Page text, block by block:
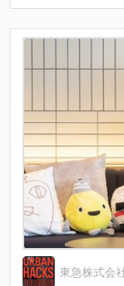
東急株式会